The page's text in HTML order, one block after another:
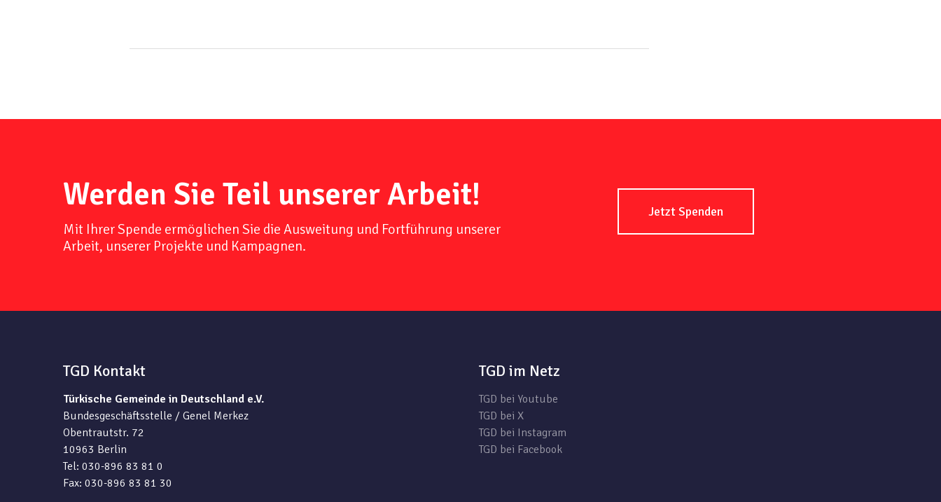
Werden Sie Teil unserer Arbeit!
Mit Ihrer Spende ermöglichen Sie die Ausweitung und Fortführung unserer
Arbeit, unserer Projekte und Kampagnen.
Jetzt Spenden
TGD Kontakt
Türkische Gemeinde in Deutschland e.V.
Bundesgeschäftsstelle / Genel Merkez
Obentrautstr. 72
10963 Berlin
Tel: 030-896 83 81 0
Fax: 030-896 83 81 30
TGD im Netz
TGD bei Youtube
TGD bei X
TGD bei Instagram
TGD bei Facebook